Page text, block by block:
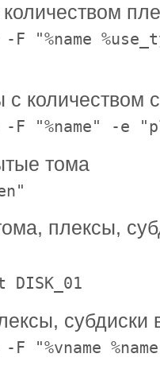
"%name
с количеством
"%name" -e
тома
плексы,
субдиски
"%vname